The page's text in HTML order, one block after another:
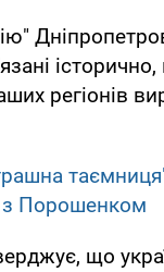
регіонів
з Порошенком
що